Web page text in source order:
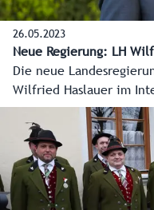
26.05.2023
Neue Regierung: LH
Die neue
Wilfried Haslauer im